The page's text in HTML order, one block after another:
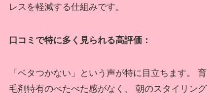
レスを軽減する仕組みです。
口コミで特に多く見られる高評価：
「ベタつかない」という声が特に目立ちます。 育
毛剤特有のべたべた感がなく、 朝のスタイリング